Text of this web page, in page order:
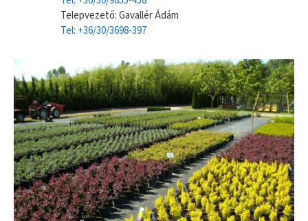
Telepvezető: Gavallér Ádám
Tel: +36/30/3698-397